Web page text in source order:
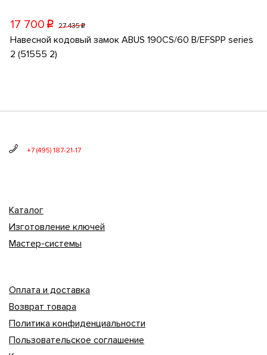
17 700 p 27 435p
Навесной кодовый замок ABUS 190CS/60 B/EFSPP series
2 (51555 2)
+7 (495) 187-21-17
Каталог
Изготовление ключей
Мастер-системы
Оплата и доставка
Возврат товара
Политика конфиденциальности
Пользовательское соглашение